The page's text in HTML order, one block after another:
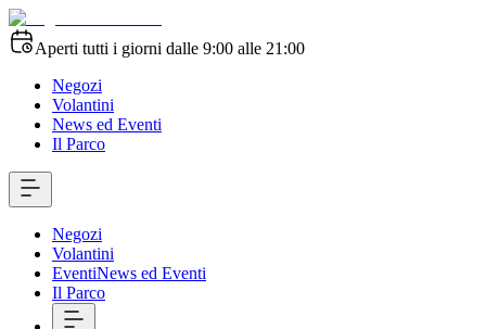
Aperti tutti i giorni dalle 9:00 alle 21:00
Negozi
Volantini
News ed Eventi
Il Parco
Negozi
Volantini
EventiNews ed Eventi
Il Parco